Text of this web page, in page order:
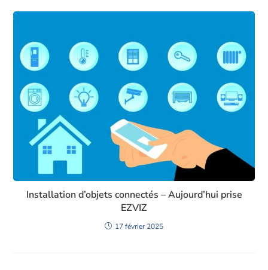
Installation d’objets connectés – Aujourd’hui prise
EZVIZ
17 février 2025